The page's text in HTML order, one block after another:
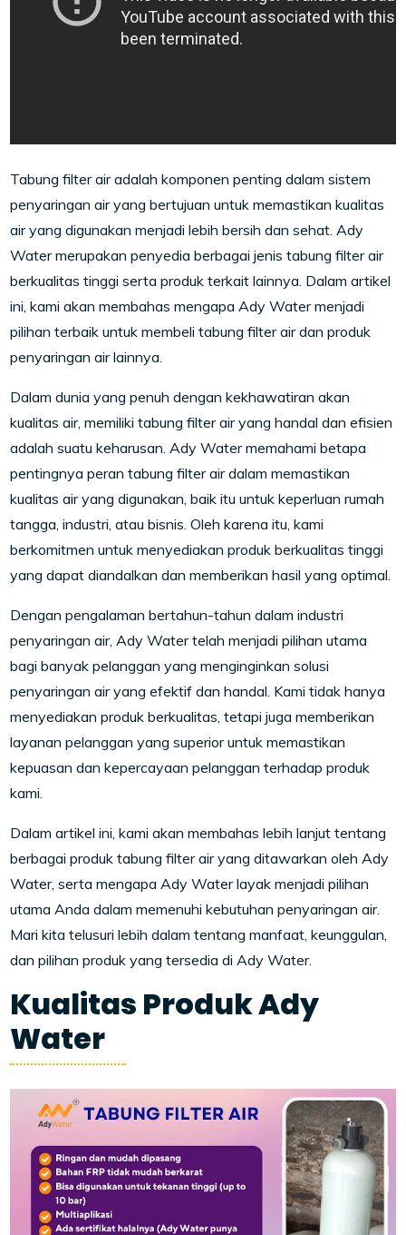
Tabung filter air adalah komponen penting dalam sistem
penyaringan air yang bertujuan untuk memastikan kualitas
air yang digunakan menjadi lebih bersih dan sehat. Ady
Water merupakan penyedia berbagai jenis tabung filter air
berkualitas tinggi serta produk terkait lainnya. Dalam artikel
ini, kami akan membahas mengapa Ady Water menjadi
pilihan terbaik untuk membeli tabung filter air dan produk
penyaringan air lainnya.
Dalam dunia yang penuh dengan kekhawatiran akan
kualitas air, memiliki tabung filter air yang handal dan efisien
adalah suatu keharusan. Ady Water memahami betapa
pentingnya peran tabung filter air dalam memastikan
kualitas air yang digunakan, baik itu untuk keperluan rumah
tangga, industri, atau bisnis. Oleh karena itu, kami
berkomitmen untuk menyediakan produk berkualitas tinggi
yang dapat diandalkan dan memberikan hasil yang optimal.
Dengan pengalaman bertahun-tahun dalam industri
penyaringan air, Ady Water telah menjadi pilihan utama
bagi banyak pelanggan yang menginginkan solusi
penyaringan air yang efektif dan handal. Kami tidak hanya
menyediakan produk berkualitas, tetapi juga memberikan
layanan pelanggan yang superior untuk memastikan
kepuasan dan kepercayaan pelanggan terhadap produk
kami.
Dalam artikel ini, kami akan membahas lebih lanjut tentang
berbagai produk tabung filter air yang ditawarkan oleh Ady
Water, serta mengapa Ady Water layak menjadi pilihan
utama Anda dalam memenuhi kebutuhan penyaringan air.
Mari kita telusuri lebih dalam tentang manfaat, keunggulan,
dan pilihan produk yang tersedia di Ady Water.
Kualitas Produk Ady
Water